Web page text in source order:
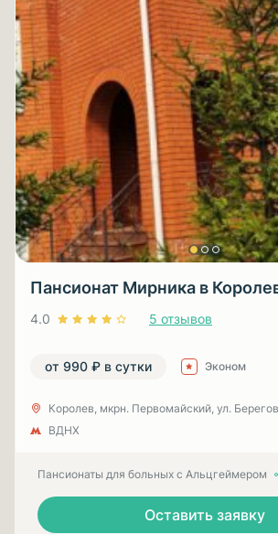
Пансионат Мирника в
4.0 5 отзывов
от 990 ₽ в сутки Эконом
Королев, мкрн. Первомайский, ул.
ВДНХ
Пансионаты для больных с Альцгеймером
Оставить заявку